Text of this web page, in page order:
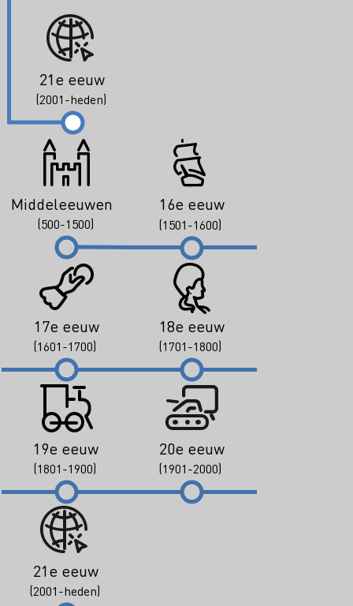
21e eeuw
(2001-heden)
Middeleeuwen
(500-1500)
16e eeuw
(1501-1600)
17e eeuw
(1601-1700)
18e eeuw
(1701-1800)
19e eeuw
(1801-1900)
20e eeuw
(1901-2000)
21e eeuw
(2001-heden)